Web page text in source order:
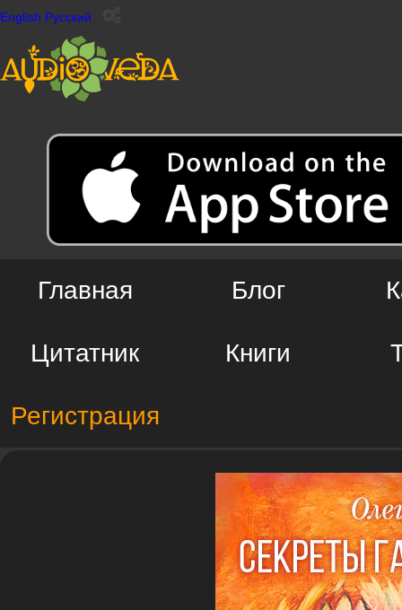
English Русский
Главная Блог
Цитатник Книги
Регистрация